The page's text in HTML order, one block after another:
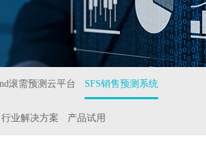
滚需预测云平台 SFS销售预测系统
行业解决方案 产品试用